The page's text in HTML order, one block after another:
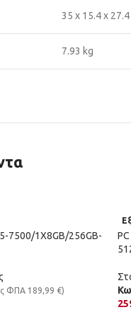
35 x 15.4 x 27.4
7.93 kg
7500/1X8GB/256GB-
ΦΠΑ 189,99 €)